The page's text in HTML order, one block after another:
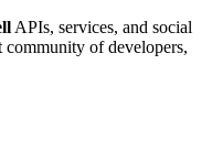
APIs, services, and social
of developers,